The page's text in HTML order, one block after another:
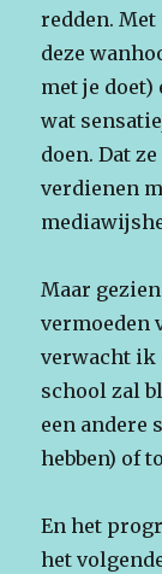
redden.
deze
met je doet)
wat
doen. Dat
verdienen
Maar
vermoeden
verwacht ik
school zal
een andere
hebben) of
En het
het